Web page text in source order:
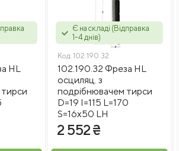
HL
Є на складі (Відправка
1-4 днів)
Код: 102.190.32
102.190.32 Фреза HL
осциляц. з
подрібнювачем тирси
D=19 I=115 L=170
S=16x50 LH
2 552 ₴